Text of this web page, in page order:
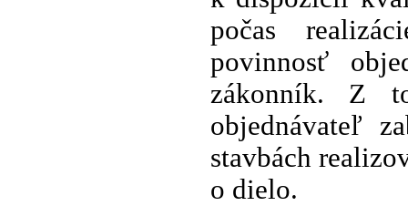
počas
povinnosť
zákonník. Z
objednávateľ
stavbách
o dielo.